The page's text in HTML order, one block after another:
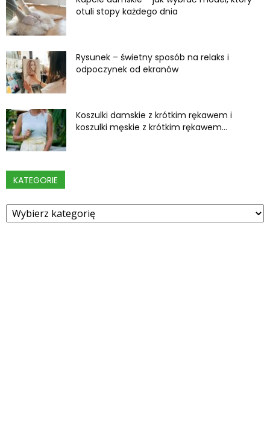
otuli stopy każdego dnia
Rysunek – świetny sposób na relaks i
odpoczynek od ekranów
Koszulki damskie z krótkim rękawem i
koszulki męskie z krótkim rękawem...
KATEGORIE
Kategorie